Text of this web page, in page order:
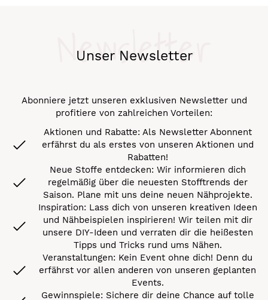
Unser Newsletter
Newsletter
Abonniere jetzt unseren exklusiven Newsletter und
profitiere von zahlreichen Vorteilen:
Aktionen und Rabatte: Als Newsletter Abonnent
erfährst du als erstes von unseren Aktionen und
Rabatten!
Neue Stoffe entdecken: Wir informieren dich
regelmäßig über die neuesten Stofftrends der
Saison. Plane mit uns deine neuen Nähprojekte.
Inspiration: Lass dich von unseren kreativen Ideen
und Nähbeispielen inspirieren! Wir teilen mit dir
unsere DIY-Ideen und verraten dir die heißesten
Tipps und Tricks rund ums Nähen.
Veranstaltungen: Kein Event ohne dich! Denn du
erfährst vor allen anderen von unseren geplanten
Events.
Gewinnspiele: Sichere dir deine Chance auf tolle